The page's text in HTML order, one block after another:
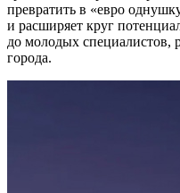
превратить в «евро
и расширяет круг
до молодых специалистов,
города.